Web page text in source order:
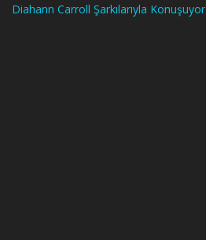
Diahann Carroll Şarkılarıyla Konuşuyor